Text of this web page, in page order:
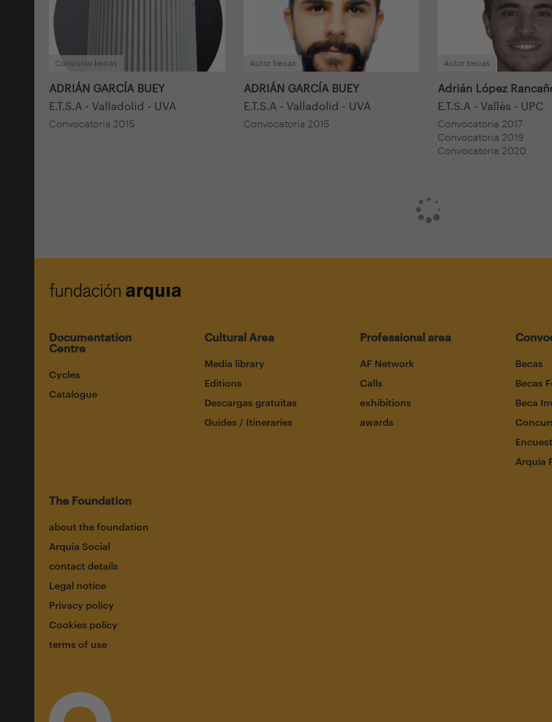
Concurso becas
ADRIÁN GARCÍA BUEY
E.T.S.A - Valladolid - UVA
Convocatoria 2015
Autor becas
ADRIÁN GARCÍA BUEY
E.T.S.A - Valladolid - UVA
Convocatoria 2015
Autor becas
Adrián López
E.T.S.A - Vallès - UPC
Convocatoria 2017
Convocatoria 2019
Convocatoria 2020
Documentation
Centre
Cycles
Catalogue
Cultural Area
Media library
Editions
Descargas gratuitas
Guides / Itineraries
Professional area
AF Network
Calls
exhibitions
awards
Becas
Becas
Beca
Arquia
The Foundation
about the foundation
Arquia Social
contact details
Legal notice
Privacy policy
Cookies policy
terms of use